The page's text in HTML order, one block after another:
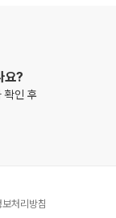
요?
확인 후
처리방침